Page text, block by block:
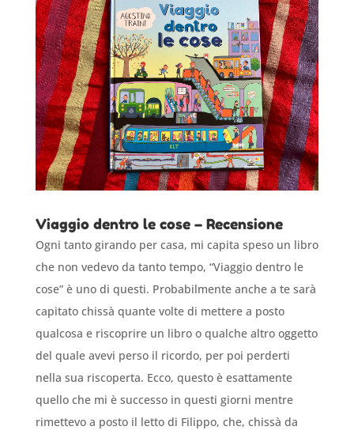
Viaggio dentro le cose – Recensione
Ogni tanto girando per casa, mi capita speso un libro
che non vedevo da tanto tempo, “Viaggio dentro le
cose” è uno di questi. Probabilmente anche a te sarà
capitato chissà quante volte di mettere a posto
qualcosa e riscoprire un libro o qualche altro oggetto
del quale avevi perso il ricordo, per poi perderti
nella sua riscoperta. Ecco, questo è esattamente
quello che mi è successo in questi giorni mentre
rimettevo a posto il letto di Filippo, che, chissà da